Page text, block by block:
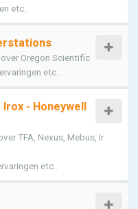
etc..
Oregon Scientific
etc..
Irox - Honeywell
TFA, Nexus, Mebus, Ir
etc..